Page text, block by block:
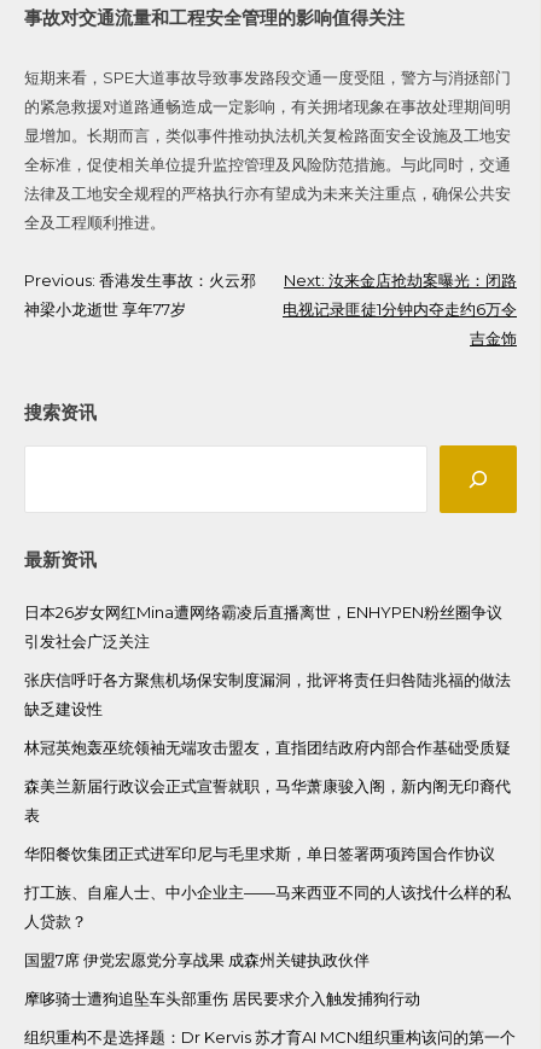
事故对交通流量和工程安全管理的影响值得关注
短期来看，SPE大道事故导致事发路段交通一度受阻，警方与消拯部门
的紧急救援对道路通畅造成一定影响，有关拥堵现象在事故处理期间明
显增加。长期而言，类似事件推动执法机关复检路面安全设施及工地安
全标准，促使相关单位提升监控管理及风险防范措施。与此同时，交通
法律及工地安全规程的严格执行亦有望成为未来关注重点，确保公共安
全及工程顺利推进。
Post
navigation
Previous: 香港发生事故：火云邪
神梁小龙逝世 享年77岁
Next: 汝来金店抢劫案曝光：闭路
电视记录匪徒1分钟内夺走约6万令
吉金饰
搜索资讯
最新资讯
日本26岁女网红Mina遭网络霸凌后直播离世，ENHYPEN粉丝圈争议
引发社会广泛关注
张庆信呼吁各方聚焦机场保安制度漏洞，批评将责任归咎陆兆福的做法
缺乏建设性
林冠英炮轰巫统领袖无端攻击盟友，直指团结政府内部合作基础受质疑
森美兰新届行政议会正式宣誓就职，马华萧康骏入阁，新内阁无印裔代
表
华阳餐饮集团正式进军印尼与毛里求斯，单日签署两项跨国合作协议
打工族、自雇人士、中小企业主——马来西亚不同的人该找什么样的私
人贷款？
国盟7席 伊党宏愿党分享战果 成森州关键执政伙伴
摩哆骑士遭狗追坠车头部重伤 居民要求介入触发捕狗行动
组织重构不是选择题：Dr Kervis 苏才育AI MCN组织重构该问的第一个